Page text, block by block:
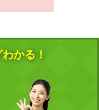
かる！